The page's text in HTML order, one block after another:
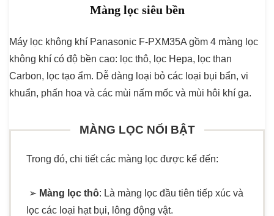
Màng lọc siêu bền
Máy lọc không khí Panasonic F-PXM35A gồm 4 màng lọc
không khí có độ bền cao: lọc thô, lọc Hepa, lọc than
Carbon, lọc tạo ẩm. Dễ dàng loại bỏ các loại bụi bẩn, vi
khuẩn, phấn hoa và các mùi nấm mốc và mùi hôi khí ga.
MÀNG LỌC NỔI BẬT
Trong đó, chi tiết các màng lọc được kể đến:
➢ Màng lọc thô: Là màng lọc đầu tiên tiếp xúc và
lọc các loại hạt bụi, lông động vật.